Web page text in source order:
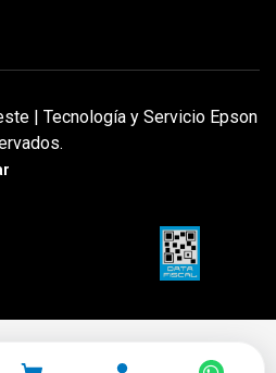
| Tecnología y Servicio Epson